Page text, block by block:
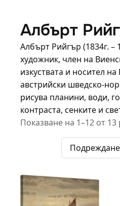
Албърт
Албърт Рийгър (1834г. –
художник, член на
изкуствата и носител
австрийски шведско-
рисува планини, води,
контраста, сенките и
Показване на 1–12 от 13